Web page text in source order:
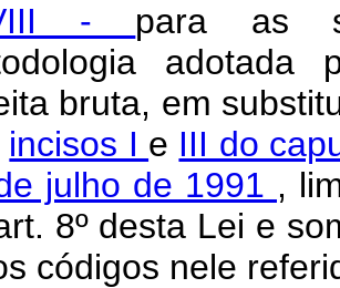
- para as
bruta, em
incisos I e III do
julho de 1991 ,
8º desta Lei e
códigos nele